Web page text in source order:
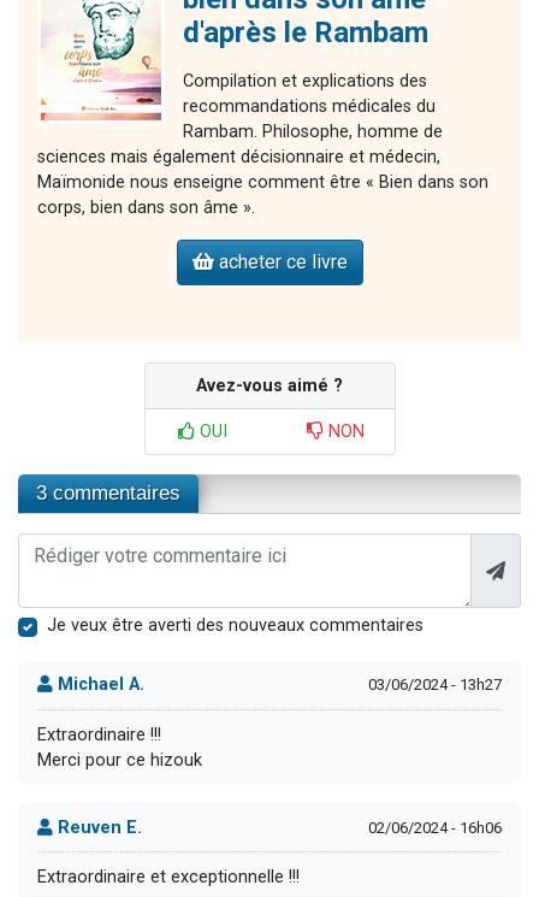
d'après le Rambam
Compilation et explications des
recommandations médicales du
Rambam. Philosophe, homme de
sciences mais également décisionnaire et médecin,
Maïmonide nous enseigne comment être « Bien dans son
corps, bien dans son âme ».
acheter ce livre
Avez-vous aimé ?
OUI NON
3 commentaires
Je veux être averti des nouveaux commentaires
Michael A. 03/06/2024 - 13h27
Extraordinaire !!!
Merci pour ce hizouk
Reuven E. 02/06/2024 - 16h06
Extraordinaire et exceptionnelle !!!